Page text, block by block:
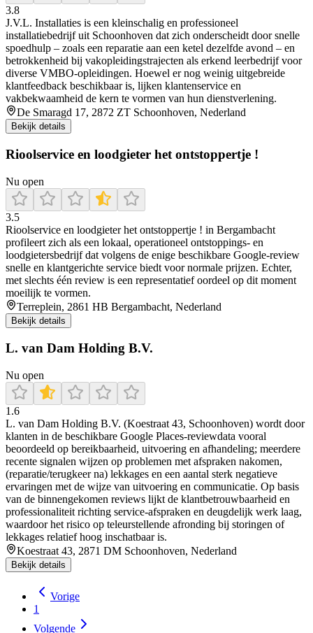
3.8
J.V.L. Installaties is een kleinschalig en professioneel
installatiebedrijf uit Schoonhoven dat zich onderscheidt door snelle
spoedhulp – zoals een reparatie aan een ketel dezelfde avond – en
betrokkenheid bij vakopleidingstrajecten als erkend leerbedrijf voor
diverse VMBO-opleidingen. Hoewel er nog weinig uitgebreide
klantfeedback beschikbaar is, lijken klantenservice en
vakbekwaamheid de kern te vormen van hun dienstverlening.
De Smaragd 17, 2872 ZT Schoonhoven, Nederland
Bekijk details
Rioolservice en loodgieter het ontstoppertje !
Nu open
3.5
Rioolservice en loodgieter het ontstoppertje ! in Bergambacht
profileert zich als een lokaal, operationeel ontstoppings- en
loodgietersbedrijf dat volgens de enige beschikbare Google-review
snelle en klantgerichte service biedt voor normale prijzen. Echter,
met slechts één review is een representatief oordeel op dit moment
moeilijk te vormen.
Terreplein, 2861 HB Bergambacht, Nederland
Bekijk details
L. van Dam Holding B.V.
Nu open
1.6
L. van Dam Holding B.V. (Koestraat 43, Schoonhoven) wordt door
klanten in de beschikbare Google Places-reviewdata vooral
beoordeeld op bereikbaarheid, uitvoering en afhandeling; meerdere
recente signalen wijzen op problemen met afspraken nakomen,
(reparatie/terugkeer na) lekkages en een aantal sterk negatieve
ervaringen met de wijze van uitvoering en communicatie. Op basis
van de binnengekomen reviews lijkt de klantbetrouwbaarheid en
professionaliteit richting service-afspraken en deugdelijk werk laag,
waardoor het risico op teleurstellende afronding bij storingen of
lekkages relatief hoog inschatbaar is.
Koestraat 43, 2871 DM Schoonhoven, Nederland
Bekijk details
Vorige
1
Volgende